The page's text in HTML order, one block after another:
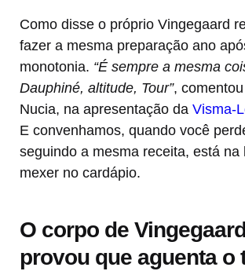
Como disse o próprio Vingegaard
fazer a mesma preparação ano
monotonia. “É sempre a mesma
Dauphiné, altitude, Tour”,
Nucia, na apresentação da Visma-
E convenhamos, quando você
seguindo a mesma receita, está na
mexer no cardápio.
O corpo de
provou que aguenta o